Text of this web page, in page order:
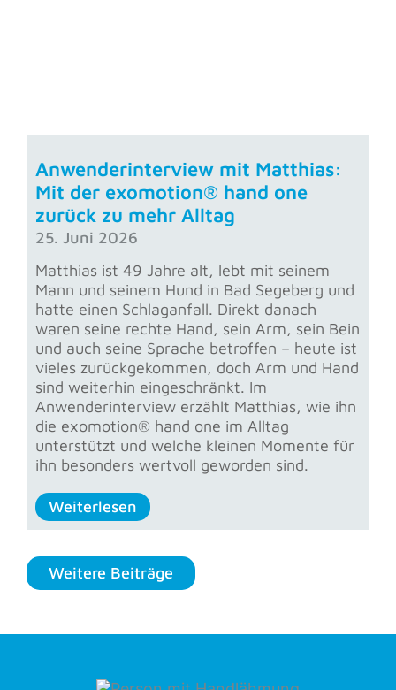
Anwenderinterview mit Matthias:
Mit der exomotion® hand one
zurück zu mehr Alltag
25. Juni 2026
Matthias ist 49 Jahre alt, lebt mit seinem
Mann und seinem Hund in Bad Segeberg und
hatte einen Schlaganfall. Direkt danach
waren seine rechte Hand, sein Arm, sein Bein
und auch seine Sprache betroffen – heute ist
vieles zurückgekommen, doch Arm und Hand
sind weiterhin eingeschränkt. Im
Anwenderinterview erzählt Matthias, wie ihn
die exomotion® hand one im Alltag
unterstützt und welche kleinen Momente für
ihn besonders wertvoll geworden sind.
Weiterlesen
Weitere Beiträge